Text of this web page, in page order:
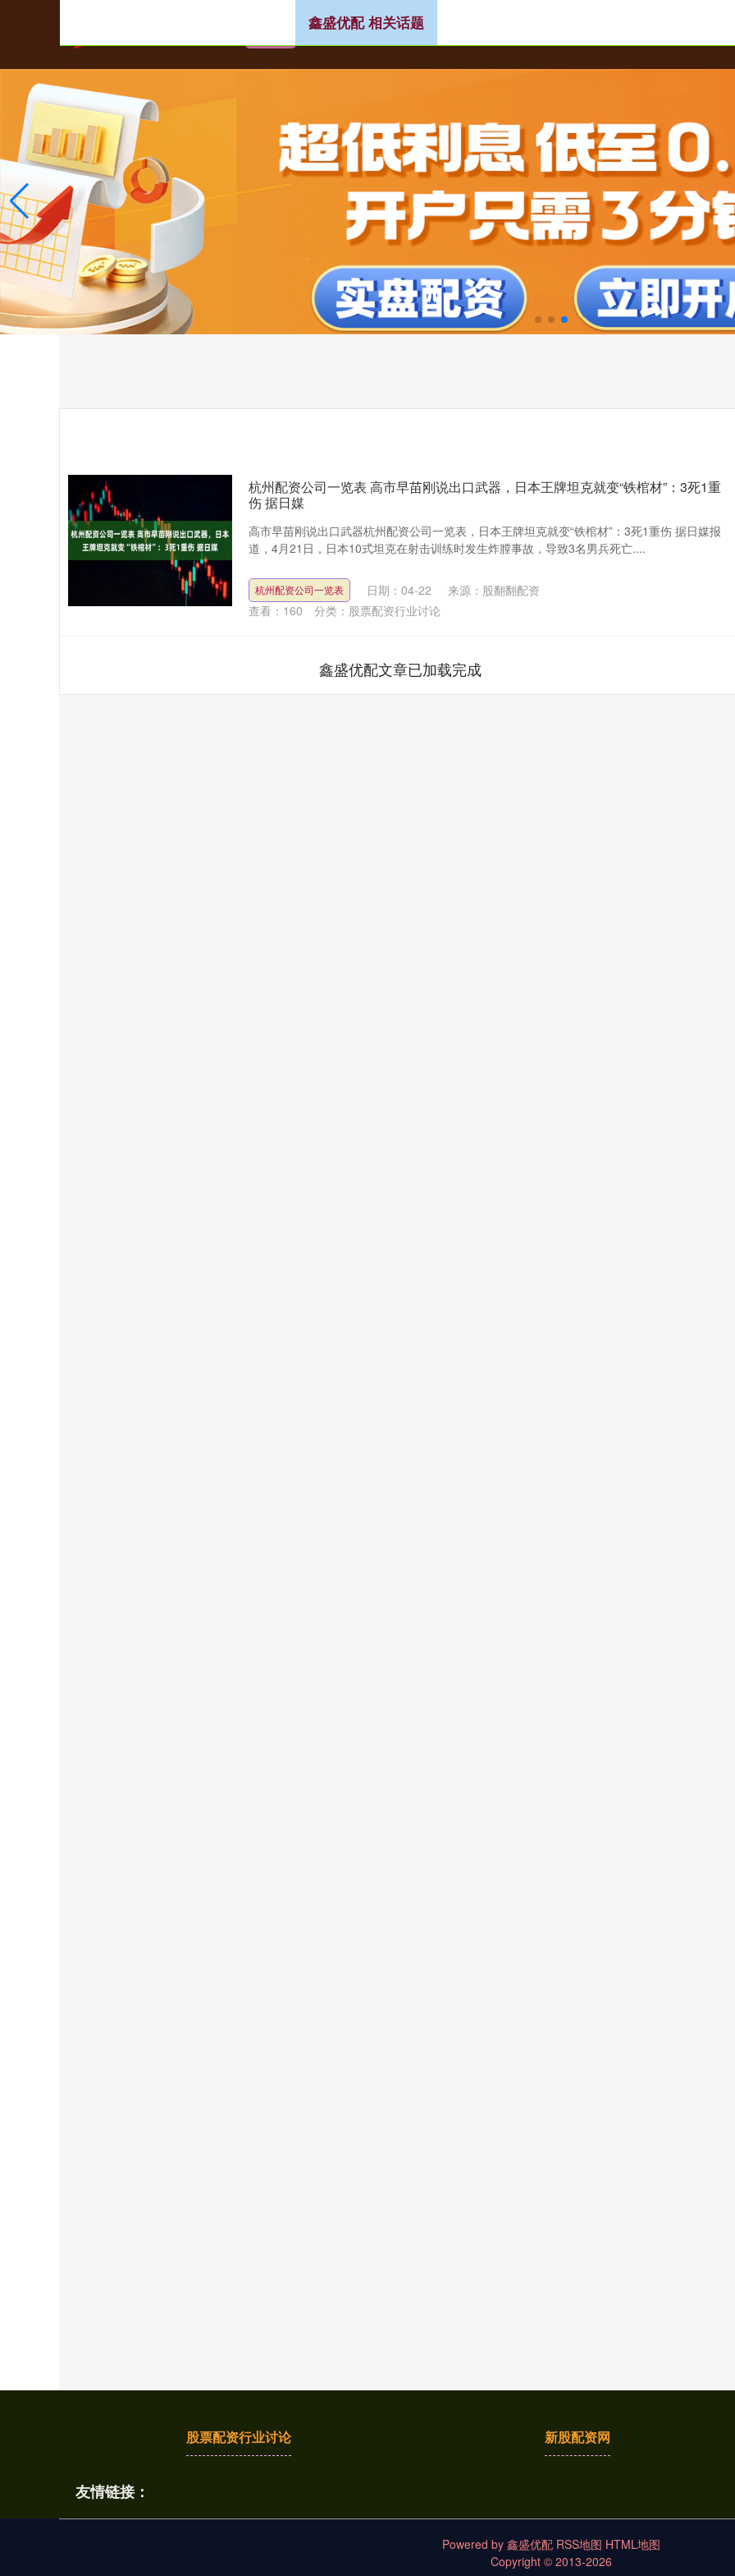
股票配资行业讨论
鑫盛优配 相关话题
杭州配资公司一览表 高市早苗刚说出口武器，日本王牌坦克就变“铁棺材”：3死1重
伤 据日媒
高市早苗刚说出口武器杭州配资公司一览表，日本王牌坦克就变“铁棺材”：3死1重伤 据日媒报
道，4月21日，日本10式坦克在射击训练时发生炸膛事故，导致3名男兵死亡....
杭州配资公司一览表 日期：04-22
来源：股翻翻配资
查看： 160 分类： 股票配资行业讨论
鑫盛优配文章已加载完成
股票配资行业讨论 新股配资网
友情链接：
Powered by 鑫盛优配 RSS地图 HTML地图
Copyright © 2013-2026